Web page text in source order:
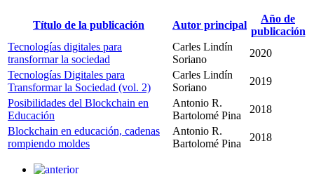
Título de la publicación Autor principal
Año de
publicación
Tecnologías digitales para
transformar la sociedad
Carles Lindín
Soriano
2020
Tecnologías Digitales para
Transformar la Sociedad (vol. 2)
Carles Lindín
Soriano
2019
Posibilidades del Blockchain en
Educación
Antonio R.
Bartolomé Pina
2018
Blockchain en educación, cadenas
rompiendo moldes
Antonio R.
Bartolomé Pina
2018